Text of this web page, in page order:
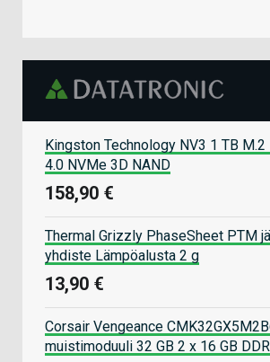
Kingston Technology NV3 1 TB
4.0 NVMe 3D NAND
158,90 €
Thermal Grizzly PhaseSheet PTM
yhdiste Lämpöalusta 2 g
13,90 €
Corsair Vengeance
muistimoduuli 32 GB 2 x 16 GB